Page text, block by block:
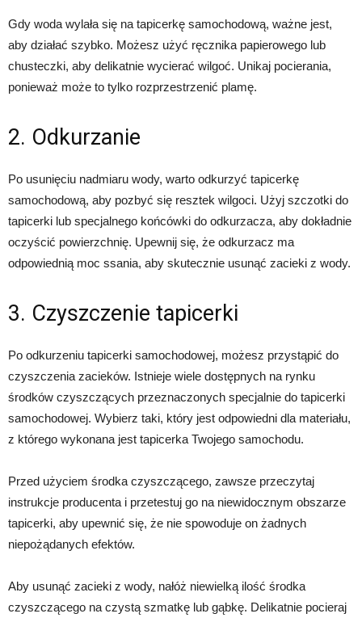
Gdy woda wylała się na tapicerkę samochodową, ważne jest,
aby działać szybko. Możesz użyć ręcznika papierowego lub
chusteczki, aby delikatnie wycierać wilgoć. Unikaj pocierania,
ponieważ może to tylko rozprzestrzenić plamę.
2. Odkurzanie
Po usunięciu nadmiaru wody, warto odkurzyć tapicerkę
samochodową, aby pozbyć się resztek wilgoci. Użyj szczotki do
tapicerki lub specjalnego końcówki do odkurzacza, aby dokładnie
oczyścić powierzchnię. Upewnij się, że odkurzacz ma
odpowiednią moc ssania, aby skutecznie usunąć zacieki z wody.
3. Czyszczenie tapicerki
Po odkurzeniu tapicerki samochodowej, możesz przystąpić do
czyszczenia zacieków. Istnieje wiele dostępnych na rynku
środków czyszczących przeznaczonych specjalnie do tapicerki
samochodowej. Wybierz taki, który jest odpowiedni dla materiału,
z którego wykonana jest tapicerka Twojego samochodu.
Przed użyciem środka czyszczącego, zawsze przeczytaj
instrukcje producenta i przetestuj go na niewidocznym obszarze
tapicerki, aby upewnić się, że nie spowoduje on żadnych
niepożądanych efektów.
Aby usunąć zacieki z wody, nałóż niewielką ilość środka
czyszczącego na czystą szmatkę lub gąbkę. Delikatnie pocieraj